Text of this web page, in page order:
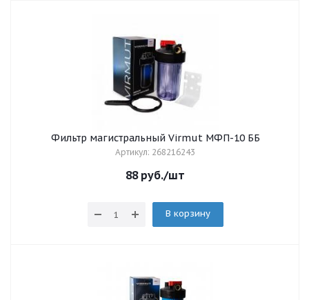
Фильтр магистральный Virmut МФП-10 ББ
Артикул: 268216243
88руб./шт
В корзину